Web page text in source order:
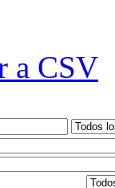
a CSV